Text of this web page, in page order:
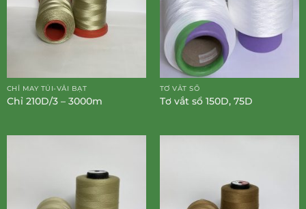
CHỈ MAY TÚI-VẢI BẠT
Chỉ 210D/3 – 3000m
TƠ VẮT SỔ
Tơ vắt sổ 150D, 75D